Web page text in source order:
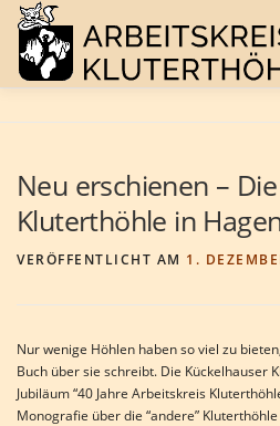
Zum
Inhalt
springen
TERMINE BUCHSHOP
Neu erschienen –
Kluterthöhle in
VERÖFFENTLICHT AM 1.
Nur wenige Höhlen haben so viel zu
Buch über sie schreibt. Die Kückelhauser
Jubiläum “40 Jahre Arbeitskreis
Monografie über die “andere”